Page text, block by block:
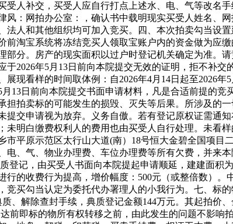
人补交，买受人应自行打点上述水、电、气等改名
：网拍办公室：，确认书中载明现实买受人姓名、
人和其他组织均可加入竞买。四、本次拍卖勾当设
淘宝系统将冻结竞买人领取宝账户内的资金做为应
分。房产的现实面积以过户时登记机关确定为准。
2026年5月13日前向本院提交无效的证明，拒不补
现看样的时间取体例：自2026年4月14日起至2026
13日前向本院提交书面申请材料，凡是合适前提的
拍卖标的可能发生的损毁、灭失等后果。所涉及的
交申请视为放弃。义务自傲。若有登记原权证需通
明白缴费权利人的费用也由买受人自行处理。未看
平原示范区太行山大道(南）18号恒大金碧全国项目
、气、物业办理费、车位办理费等所有欠费，并来
登记，由买受人书面向本院提起申请顺延，建建面积
的收费行为提高，增价幅度：500元（或整倍数）
买勾当认定为委托代办署理人的小我行为。七、标
、解除查封手续，典质登记金额144万元。其起拍价
即标的物所有权转移之前，由此发生的问题不影响